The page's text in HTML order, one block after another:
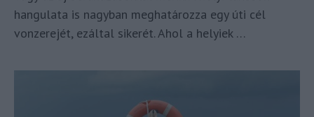
hangulata is nagyban meghatározza egy úti cél
vonzerejét, ezáltal sikerét. Ahol a helyiek …